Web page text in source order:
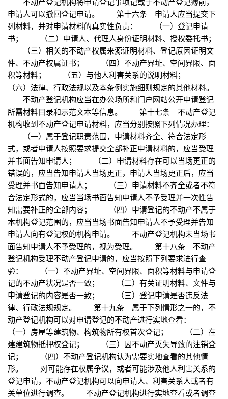
申请人可以撤回登记申请。 第十六条 申请人应当提交下
列材料，并对申请材料的真实性负责： （一）登记申请
书； （二）申请人、代理人身份证明材料、授权委托书；
（三）相关的不动产权属来源证明材料、登记原因证明文
件、不动产权属证书； （四）不动产界址、空间界限、面
积等材料； （五）与他人利害关系的说明材料；
（六）法律、行政法规以及本条例实施细则规定的其他材料。
不动产登记机构应当在办公场所和门户网站公开申请登记
所需材料目录和示范文本等信息。 第十七条 不动产登记
机构收到不动产登记申请材料，应当分别按照下列情况办理：
（一）属于登记职责范围，申请材料齐全、符合法定形
式，或者申请人按照要求提交全部补正申请材料的，应当受理
并书面告知申请人； （二）申请材料存在可以当场更正的
错误的，应当告知申请人当场更正，申请人当场更正后，应当
受理并书面告知申请人； （三）申请材料不齐全或者不符
合法定形式的，应当当场书面告知申请人不予受理并一次性告
知需要补正的全部内容； （四）申请登记的不动产不属于
本机构登记范围的，应当当场书面告知申请人不予受理并告知
申请人向有登记权的机构申请。 不动产登记机构未当场书
面告知申请人不予受理的，视为受理。 第十八条 不动产
登记机构受理不动产登记申请的，应当按照下列要求进行查
验： （一）不动产界址、空间界限、面积等材料与申请登
记的不动产状况是否一致； （二）有关证明材料、文件与
申请登记的内容是否一致； （三）登记申请是否违反法
律、行政法规规定。 第十九条 属于下列情形之一的，不
动产登记机构可以对申请登记的不动产进行实地查看：
（一）房屋等建筑物、构筑物所有权首次登记； （二）在
建建筑物抵押权登记； （三）因不动产灭失导致的注销登
记； （四）不动产登记机构认为需要实地查看的其他情
形。 对可能存在权属争议，或者可能涉及他人利害关系的
登记申请，不动产登记机构可以向申请人、利害关系人或者有
关单位进行调查。 不动产登记机构进行实地查看或者调查